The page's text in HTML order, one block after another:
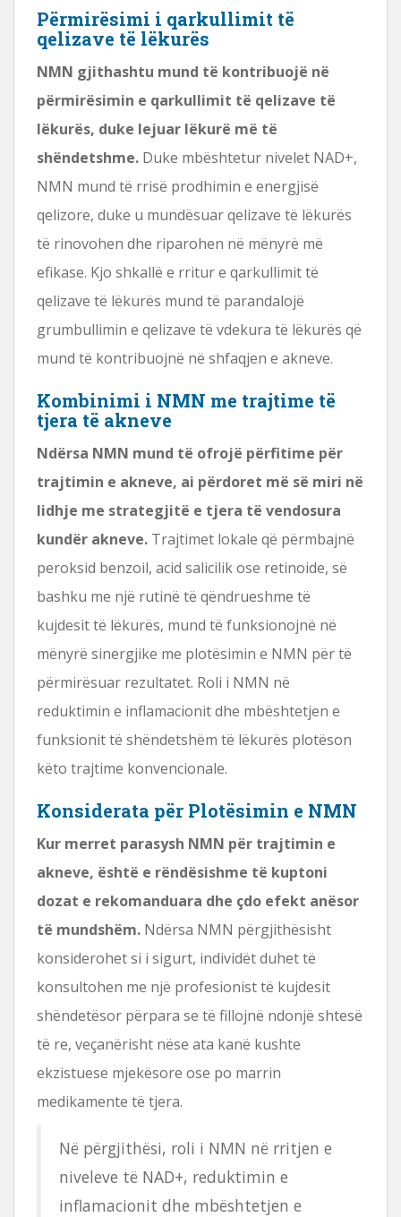
Përmirësimi i qarkullimit të
qelizave të lëkurës
NMN gjithashtu mund të kontribuojë në
përmirësimin e qarkullimit të qelizave të
lëkurës, duke lejuar lëkurë më të
shëndetshme. Duke mbështetur nivelet NAD+,
NMN mund të rrisë prodhimin e energjisë
qelizore, duke u mundësuar qelizave të lëkurës
të rinovohen dhe riparohen në mënyrë më
efikase. Kjo shkallë e rritur e qarkullimit të
qelizave të lëkurës mund të parandalojë
grumbullimin e qelizave të vdekura të lëkurës që
mund të kontribuojnë në shfaqjen e akneve.
Kombinimi i NMN me trajtime të
tjera të akneve
Ndërsa NMN mund të ofrojë përfitime për
trajtimin e akneve, ai përdoret më së miri në
lidhje me strategjitë e tjera të vendosura
kundër akneve. Trajtimet lokale që përmbajnë
peroksid benzoil, acid salicilik ose retinoide, së
bashku me një rutinë të qëndrueshme të
kujdesit të lëkurës, mund të funksionojnë në
mënyrë sinergjike me plotësimin e NMN për të
përmirësuar rezultatet. Roli i NMN në
reduktimin e inflamacionit dhe mbështetjen e
funksionit të shëndetshëm të lëkurës plotëson
këto trajtime konvencionale.
Konsiderata për Plotësimin e NMN
Kur merret parasysh NMN për trajtimin e
akneve, është e rëndësishme të kuptoni
dozat e rekomanduara dhe çdo efekt anësor
të mundshëm. Ndërsa NMN përgjithësisht
konsiderohet si i sigurt, individët duhet të
konsultohen me një profesionist të kujdesit
shëndetësor përpara se të fillojnë ndonjë shtesë
të re, veçanërisht nëse ata kanë kushte
ekzistuese mjekësore ose po marrin
medikamente të tjera.
Në përgjithësi, roli i NMN në rritjen e
niveleve të NAD+, reduktimin e
inflamacionit dhe mbështetjen e